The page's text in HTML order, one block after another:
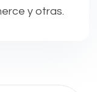
y otras.